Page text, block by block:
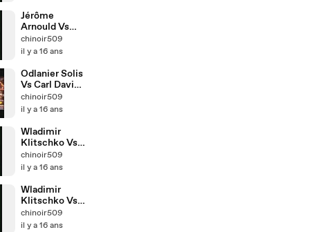
Jérôme
Arnould Vs
Jamie
McDonnell __
chinoir509
il y a 16 ans
Odlanier Solis
Vs Carl Davis
Drumond
chinoir509
il y a 16 ans
Wladimir
Klitschko Vs
Eddie
Chambers __
chinoir509
il y a 16 ans
Wladimir
Klitschko Vs
Eddie
Chambers __
chinoir509
il y a 16 ans